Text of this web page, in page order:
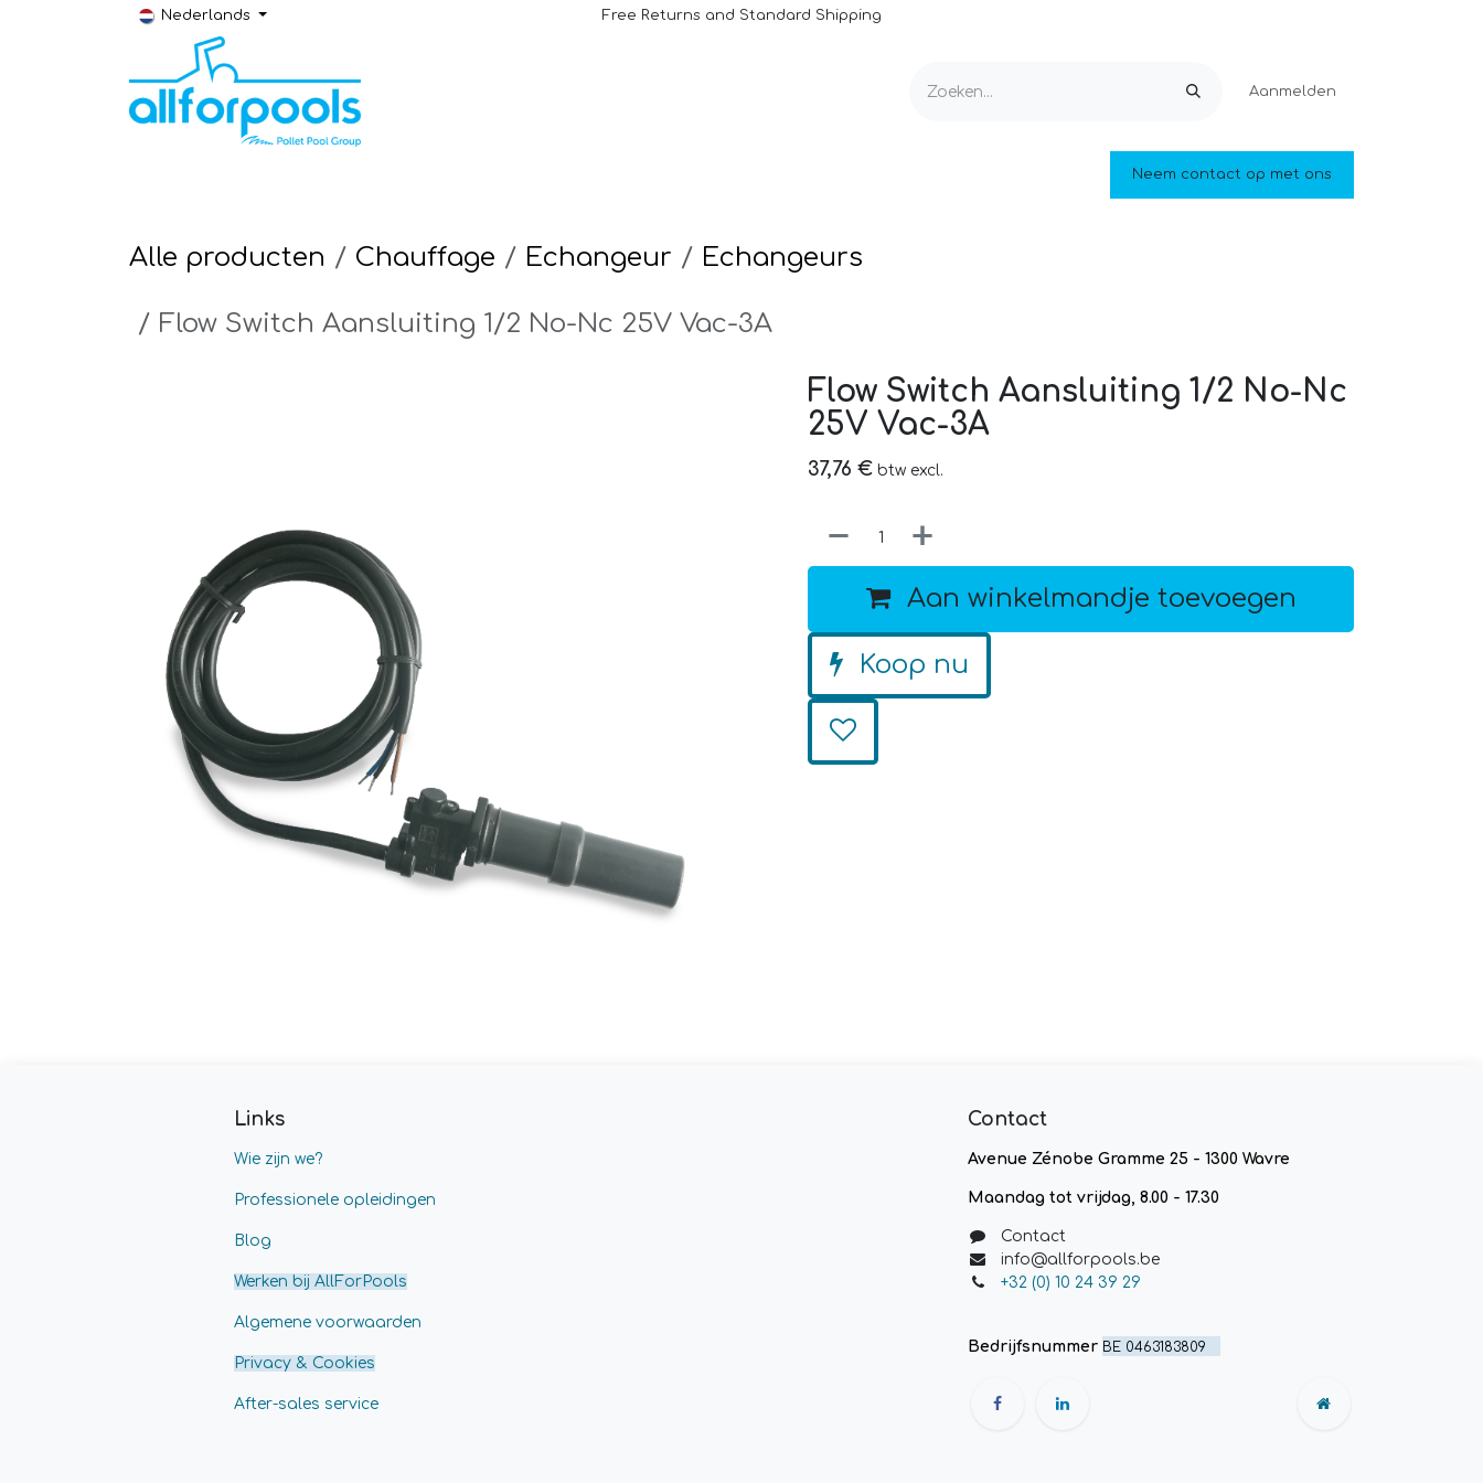
Overslaan naar inhoud
Nederlands Free Returns and Standard Shipping
Aanmelden
Zwemvijvers en vijvers
Neem contact op met ons
Alle producten Chauffage Echangeur Echangeurs
Flow Switch Aansluiting 1/2 No-Nc 25V Vac-3A
Flow Switch Aansluiting 1/2 No-Nc
25V Vac-3A
37,76 € btw excl.
Aan winkelmandje toevoegen
Koop nu
Links
Wie zijn we?
Professionele opleidingen
Blog
Werken bij AllForPools
Algemene voorwaarden
Privacy & Cookies
After-sales service
Contact
Avenue Zénobe Gramme 25 - 1300 Wavre
Maandag tot vrijdag, 8.00 - 17.30
Contact
info@allforpools.be
+32 (0) 10 24 39 29
Bedrijfsnummer BE 0463183809